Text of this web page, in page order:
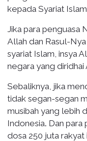
kepada Syariat
Jika para penguasa
Allah dan Rasul-
syariat Islam, insya
negara yang diridhai
Sebaliknya, jika
tidak segan-segan
musibah yang lebih
Indonesia. Dan para
dosa 250 juta